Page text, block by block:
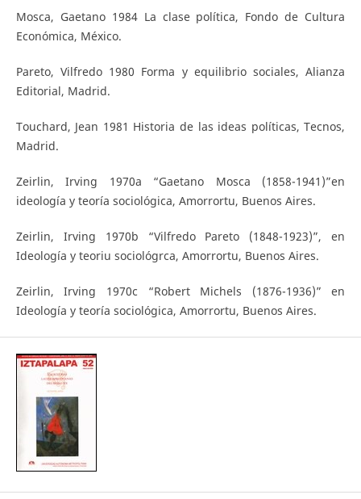
Mosca, Gaetano 1984 La clase política, Fondo de Cultura
Económica, México.
Pareto, Vilfredo 1980 Forma y equilibrio sociales, Alianza
Editorial, Madrid.
Touchard, Jean 1981 Historia de las ideas políticas, Tecnos,
Madrid.
Zeirlin, Irving 1970a “Gaetano Mosca (1858-1941)”en
ideología y teoría sociológica, Amorrortu, Buenos Aires.
Zeirlin, Irving 1970b “Vilfredo Pareto (1848-1923)”, en
Ideología y teoriu sociológrca, Amorrortu, Buenos Aires.
Zeirlin, Irving 1970c “Robert Michels (1876-1936)” en
Ideología y teoría sociológica, Amorrortu, Buenos Aires.